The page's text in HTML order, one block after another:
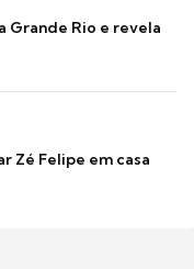
Grande Rio e revela
Zé Felipe em casa